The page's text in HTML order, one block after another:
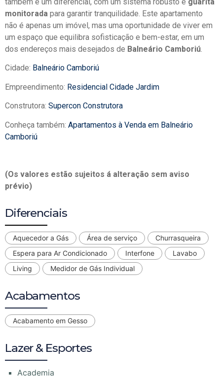
monitorada para garantir tranquilidade. Este apartamento
não é apenas um imóvel, mas uma oportunidade de viver em
um espaço que equilibra sofisticação e bem-estar, em um
dos endereços mais desejados de Balneário Camboriú.
Cidade: Balneário Camboriú
Empreendimento: Residencial Cidade Jardim
Construtora: Supercon Construtora
Conheça também: Apartamentos à Venda em Balneário
Camboriú
(Os valores estão sujeitos á alteração sem aviso
prévio)
Diferenciais
Aquecedor a Gás Área de serviço
Churrasqueira
Espera para Ar Condicionado
Interfone
Lavabo
Living
Medidor de Gás Individual
Acabamentos
Acabamento em Gesso
Lazer & Esportes
Academia